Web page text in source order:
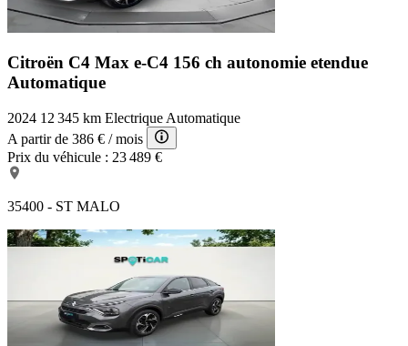
Citroën C4 Max e-C4 156 ch autonomie etendue
Automatique
2024 12 345 km Electrique Automatique
A partir de 386 € / mois
Prix du véhicule : 23 489 €
35400 - ST MALO